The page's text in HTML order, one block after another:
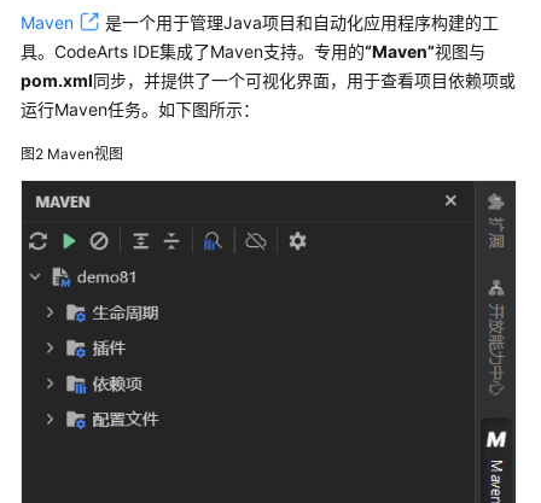
置
CodeArts
IDE
用
权
限
登
录
CodeArts
IDE
客
户
端
Maven
是一个用于管理Java项目和自动化应用程序构建的工
具。CodeArts IDE集成了Maven支持。专用的“Maven”视图与
pom.xml同步，并提供了一个可视化界面，用于查看项目依赖项或
运行Maven任务。如下图所示：
图2 Maven视图